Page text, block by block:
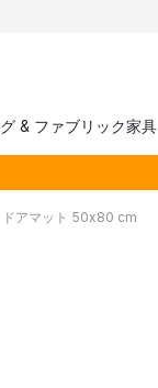
& ファブリック家具
ドアマット 50x80 cm